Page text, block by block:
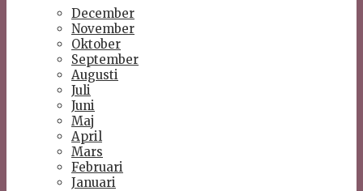
December
November
Oktober
September
Augusti
Juli
Juni
Maj
April
Mars
Februari
Januari